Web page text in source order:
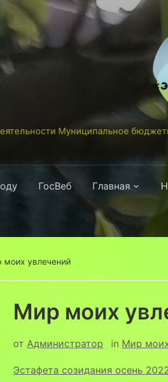
Муниципальное
ГосВеб Главная
моих увлечений
Мир моих
от Администратор in Мир
Эстафета созидания осень